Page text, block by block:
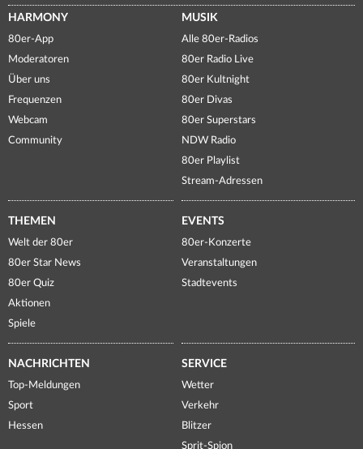
HARMONY
80er-App
Moderatoren
Über uns
Frequenzen
Webcam
Community
MUSIK
Alle 80er-Radios
80er Radio Live
80er Kultnight
80er Divas
80er Superstars
NDW Radio
80er Playlist
Stream-Adressen
THEMEN
Welt der 80er
80er Star News
80er Quiz
Aktionen
Spiele
EVENTS
80er-Konzerte
Veranstaltungen
Stadtevents
NACHRICHTEN
Top-Meldungen
Sport
Hessen
SERVICE
Wetter
Verkehr
Blitzer
Sprit-Spion